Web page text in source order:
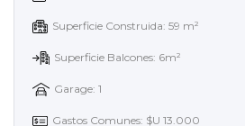
Superficie Construida: 59 m²
Superficie Balcones: 6m²
Garage: 1
Gastos Comunes: $U 13.000